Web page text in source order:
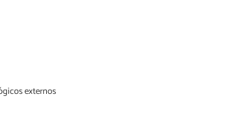
externos